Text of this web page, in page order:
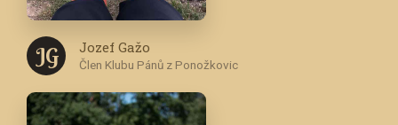
J G Jozef Gažo
Člen Klubu Pánů z Ponožkovic